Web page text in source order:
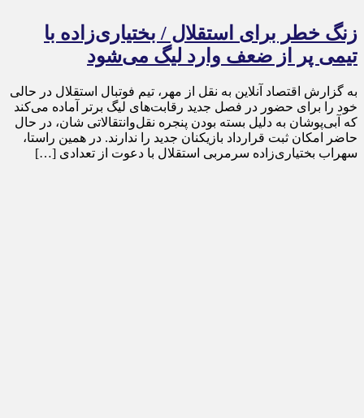
زنگ خطر برای استقلال / بختیاری‌زاده با
تیمی پر از ضعف وارد لیگ می‌شود
به گزارش اقتصاد آنلاین به نقل از مهر، تیم فوتبال استقلال در حالی
خود را برای حضور در فصل جدید رقابت‌های لیگ برتر آماده می‌کند
که آبی‌پوشان به دلیل بسته بودن پنجره نقل‌وانتقالاتی شان، در حال
حاضر امکان ثبت قرارداد بازیکنان جدید را ندارند. در همین راستا،
سهراب بختیاری‌زاده سرمربی استقلال با دعوت از تعدادی […]